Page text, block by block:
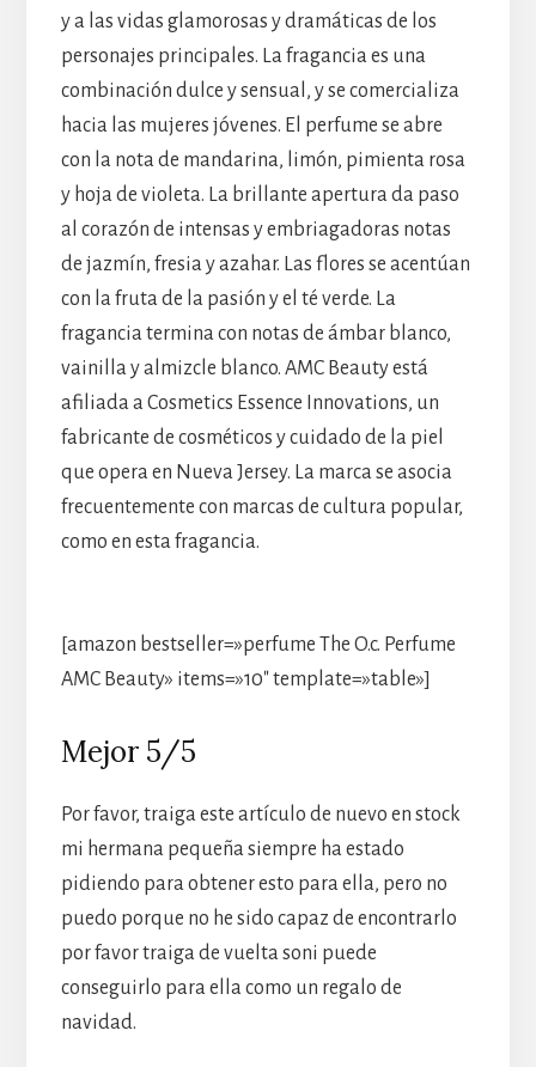
y a las vidas glamorosas y dramáticas de los
personajes principales. La fragancia es una
combinación dulce y sensual, y se comercializa
hacia las mujeres jóvenes. El perfume se abre
con la nota de mandarina, limón, pimienta rosa
y hoja de violeta. La brillante apertura da paso
al corazón de intensas y embriagadoras notas
de jazmín, fresia y azahar. Las flores se acentúan
con la fruta de la pasión y el té verde. La
fragancia termina con notas de ámbar blanco,
vainilla y almizcle blanco. AMC Beauty está
afiliada a Cosmetics Essence Innovations, un
fabricante de cosméticos y cuidado de la piel
que opera en Nueva Jersey. La marca se asocia
frecuentemente con marcas de cultura popular,
como en esta fragancia.
[amazon bestseller=»perfume The O.c. Perfume
AMC Beauty» items=»10″ template=»table»]
Mejor 5/5
Por favor, traiga este artículo de nuevo en stock
mi hermana pequeña siempre ha estado
pidiendo para obtener esto para ella, pero no
puedo porque no he sido capaz de encontrarlo
por favor traiga de vuelta soni puede
conseguirlo para ella como un regalo de
navidad.